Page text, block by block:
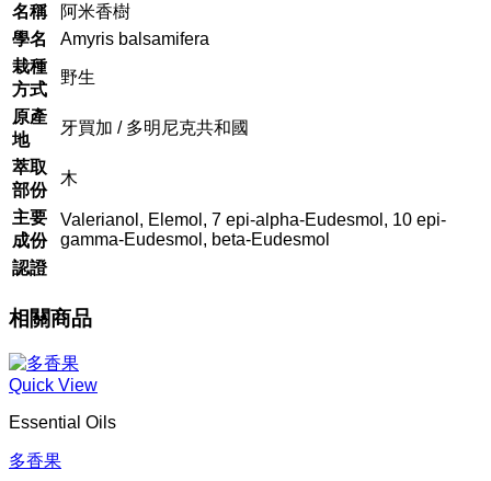
名稱
阿米香樹
學名
Amyris balsamifera
栽種
方式
野生
原產
地
牙買加 / 多明尼克共和國
萃取
部份
木
主要
成份
Valerianol, Elemol, 7 epi-alpha-Eudesmol, 10 epi-
gamma-Eudesmol, beta-Eudesmol
認證
相關商品
Quick View
Essential Oils
多香果